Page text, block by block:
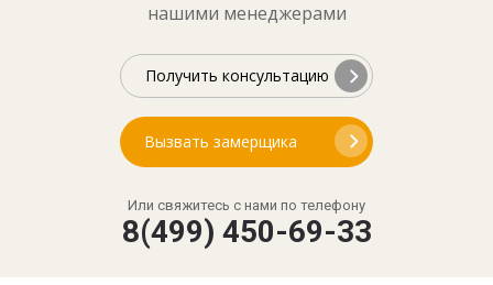
нашими менеджерами
Получить консультацию
Вызвать замерщика
Или свяжитесь с нами по телефону
8(499) 450-69-33